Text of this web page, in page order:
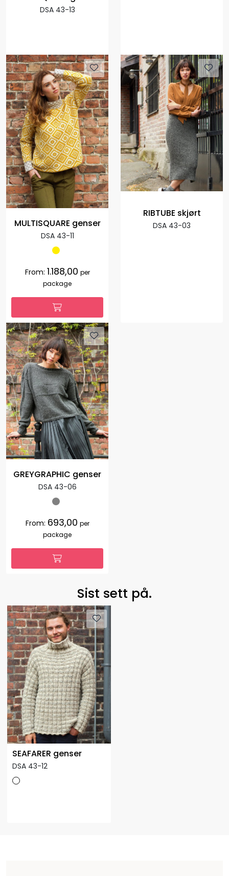
DSA 43-13
MULTISQUARE genser
DSA 43-11
From: 1.188,00 per
package
RIBTUBE skjørt
DSA 43-03
GREYGRAPHIC genser
DSA 43-06
From: 693,00 per
package
Sist sett på.
SEAFARER genser
DSA 43-12